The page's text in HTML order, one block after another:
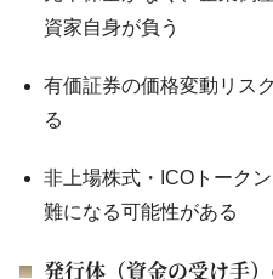
資家自身が負う
有価証券の価格変動リス
る
非上場株式・ICOトーク
難になる可能性がある
発行体（資金の受け手